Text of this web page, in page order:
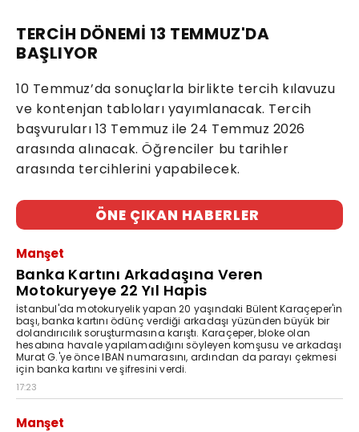
TERCİH DÖNEMİ 13 TEMMUZ'DA
BAŞLIYOR
10 Temmuz’da sonuçlarla birlikte tercih kılavuzu
ve kontenjan tabloları yayımlanacak. Tercih
başvuruları 13 Temmuz ile 24 Temmuz 2026
arasında alınacak. Öğrenciler bu tarihler
arasında tercihlerini yapabilecek.
ÖNE ÇIKAN HABERLER
Manşet
Banka Kartını Arkadaşına Veren
Motokuryeye 22 Yıl Hapis
İstanbul'da motokuryelik yapan 20 yaşındaki Bülent Karaçeper'in
başı, banka kartını ödünç verdiği arkadaşı yüzünden büyük bir
dolandırıcılık soruşturmasına karıştı. Karaçeper, bloke olan
hesabına havale yapılamadığını söyleyen komşusu ve arkadaşı
Murat G.'ye önce IBAN numarasını, ardından da parayı çekmesi
için banka kartını ve şifresini verdi.
17:23
Manşet